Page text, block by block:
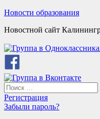
Skip
content
Новости образования
Новостной сайт
Search
for:
Регистрация
Забыли пароль?